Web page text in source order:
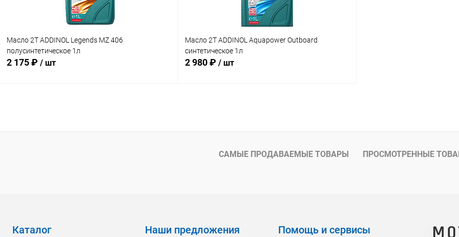
Масло 2Т ADDINOL Legends MZ 406
полусинтетическое 1л
2 175 ₽ / шт
Сравнение
Масло 2Т ADDINOL Aquapower Outboard
синтетическое 1л
2 980 ₽ / шт
Сравнение
САМЫЕ ПРОДАВАЕМЫЕ ТОВАРЫ ПРОСМОТРЕННЫЕ
Каталог Наши предложения Помощь и сервисы